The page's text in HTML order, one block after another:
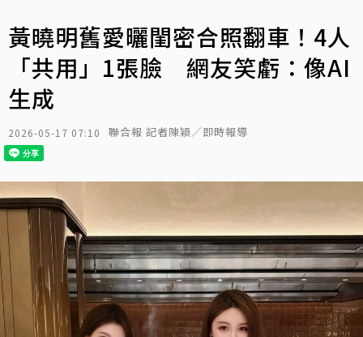
黃曉明舊愛曬閨密合照翻車！4人
「共用」1張臉 網友笑虧：像AI
生成
2026-05-17 07:10 聯合報 記者陳穎／即時報導